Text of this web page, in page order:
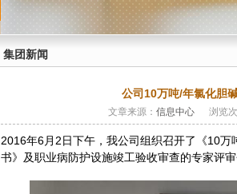
集团新闻
公司10万吨/年氯化胆
文章来源： 信息中心 浏览
2016年6月2日下午，我公司组织召开了《10
书》及职业病防护设施竣工验收审查的专家评审